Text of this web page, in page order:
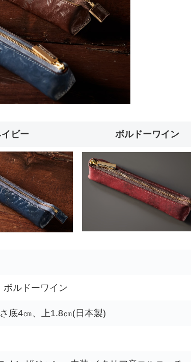
ビー ボルドーワイン
ボルドーワイン
底4㎝、上1.8㎝(日本製)